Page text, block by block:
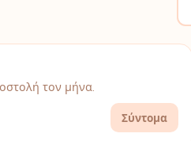
τον μήνα.
Σύντομα